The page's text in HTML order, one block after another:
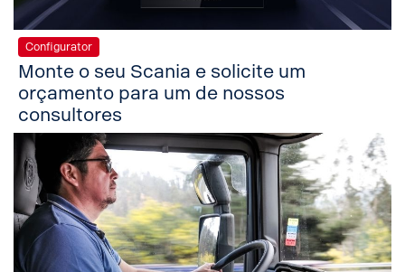
Configurator
Monte o seu Scania e solicite um
orçamento para um de nossos
consultores